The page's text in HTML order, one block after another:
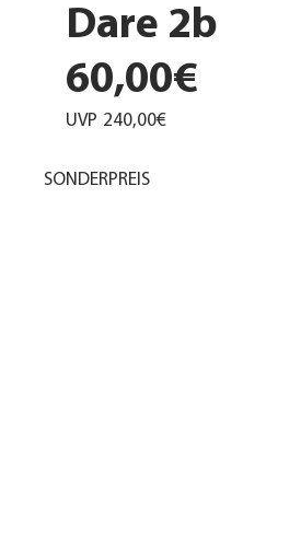
Dare 2b
60,00€
UVP 240,00€
SONDERPREIS